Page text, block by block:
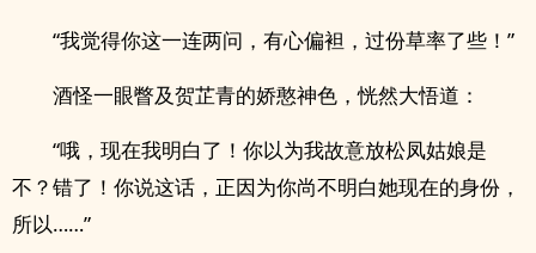
“我觉得你这一连两问，有心偏袒，过份草率了些！”
酒怪一眼瞥及贺芷青的娇憨神色，恍然大悟道：
“哦，现在我明白了！你以为我故意放松凤姑娘是
不？错了！你说这话，正因为你尚不明白她现在的身份，
所以……”